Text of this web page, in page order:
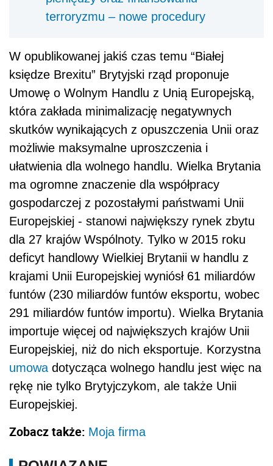
terroryzmu – nowe procedury
W opublikowanej jakiś czas temu “Białej
księdze Brexitu” Brytyjski rząd proponuje
Umowę o Wolnym Handlu z Unią Europejską,
która zakłada minimalizację negatywnych
skutków wynikających z opuszczenia Unii oraz
możliwie maksymalne uproszczenia i
ułatwienia dla wolnego handlu. Wielka Brytania
ma ogromne znaczenie dla współpracy
gospodarczej z pozostałymi państwami Unii
Europejskiej - stanowi największy rynek zbytu
dla 27 krajów Wspólnoty. Tylko w 2015 roku
deficyt handlowy Wielkiej Brytanii w handlu z
krajami Unii Europejskiej wyniósł 61 miliardów
funtów (230 miliardów funtów eksportu, wobec
291 miliardów funtów importu). Wielka Brytania
importuje więcej od największych krajów Unii
Europejskiej, niż do nich eksportuje. Korzystna
umowa dotycząca wolnego handlu jest więc na
rękę nie tylko Brytyjczykom, ale także Unii
Europejskiej.
Zobacz także: Moja firma